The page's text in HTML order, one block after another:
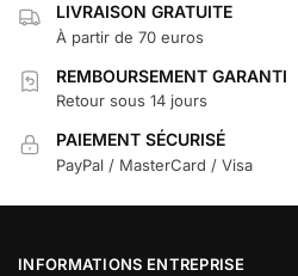
LIVRAISON GRATUITE
À partir de 70 euros
REMBOURSEMENT GARANTI
Retour sous 14 jours
PAIEMENT SÉCURISÉ
PayPal / MasterCard / Visa
INFORMATIONS ENTREPRISE